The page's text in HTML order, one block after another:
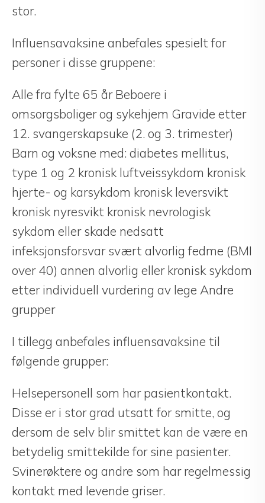
stor.
Influensavaksine anbefales spesielt for
personer i disse gruppene:
Alle fra fylte 65 år Beboere i
omsorgsboliger og sykehjem Gravide etter
12. svangerskapsuke (2. og 3. trimester)
Barn og voksne med: diabetes mellitus,
type 1 og 2 kronisk luftveissykdom kronisk
hjerte- og karsykdom kronisk leversvikt
kronisk nyresvikt kronisk nevrologisk
sykdom eller skade nedsatt
infeksjonsforsvar svært alvorlig fedme (BMI
over 40) annen alvorlig eller kronisk sykdom
etter individuell vurdering av lege Andre
grupper
I tillegg anbefales influensavaksine til
følgende grupper:
Helsepersonell som har pasientkontakt.
Disse er i stor grad utsatt for smitte, og
dersom de selv blir smittet kan de være en
betydelig smittekilde for sine pasienter.
Svinerøktere og andre som har regelmessig
kontakt med levende griser.